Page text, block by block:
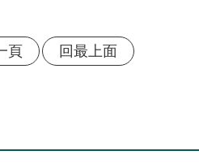
頁 回最上面